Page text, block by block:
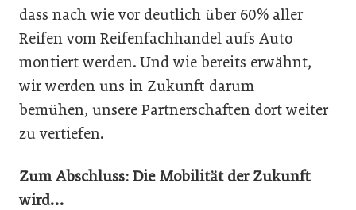
dass nach wie vor deutlich über 60% aller
Reifen vom Reifenfachhandel aufs Auto
montiert werden. Und wie bereits erwähnt,
wir werden uns in Zukunft darum
bemühen, unsere Partnerschaften dort weiter
zu vertiefen.
Zum Abschluss: Die Mobilität der Zukunft
wird…